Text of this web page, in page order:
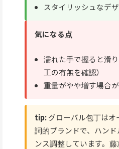
スタイリッシュなデ
気になる点
濡れた手で握ると滑
工の有無を確認）
重量がやや増す場合
tip:グローバル包丁は
詞的ブランドで、ハン
ンス調整しています。